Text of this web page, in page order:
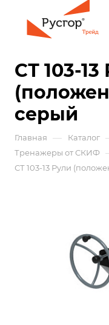
СТ 103-13
серый
Главная — Каталог
Тренажеры от СКИФ
СТ 103-13 Рули